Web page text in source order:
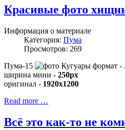
Красивые фото
Информация о материале
Категория: Пума
Просмотров: 269
Пума-15
формат -
ширина мини - 250px
оригинал - 1920x1200
Read more …
Всё это как-то не